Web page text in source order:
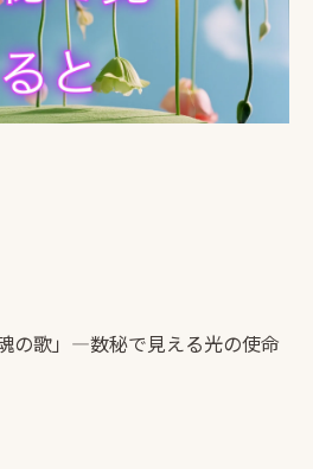
の歌」―数秘で見える光の使命